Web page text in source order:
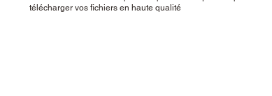
télécharger vos fichiers en haute qualité